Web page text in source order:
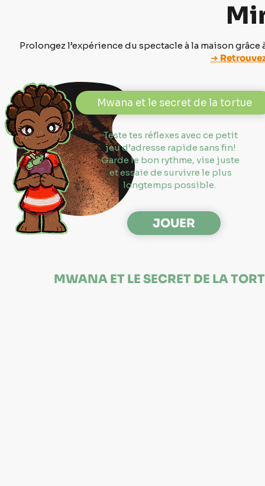
Prolongez l’expérience du spectacle à la maison
➜
Mwana et le secret de la tortue
Teste tes réflexes avec ce petit
jeu d’adresse rapide sans fin!
Garde le bon rythme, vise juste
et essaie de survivre le plus
longtemps possible.
JOUER
MWANA ET LE SECRET DE LA